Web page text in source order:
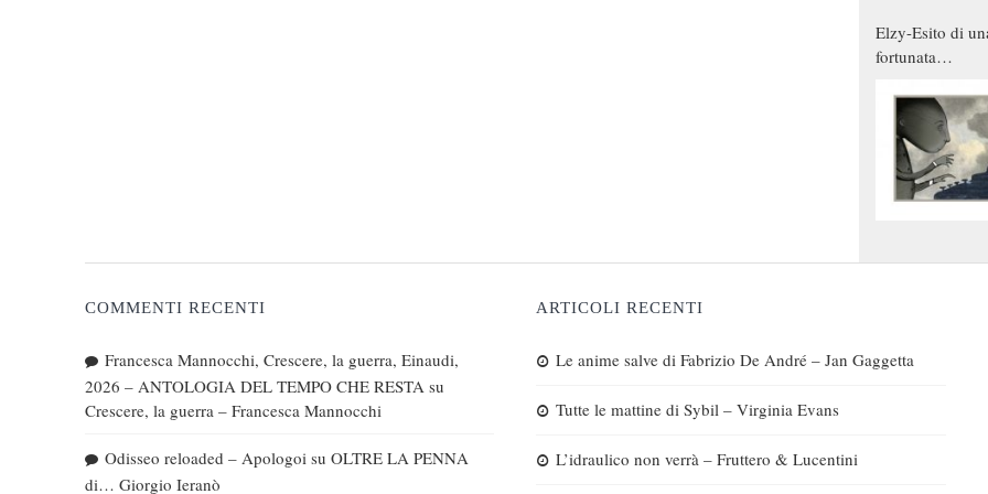
Elzy-Esito di
fortunata
COMMENTI RECENTI
Francesca Mannocchi, Crescere, la guerra, Einaudi,
2026 – ANTOLOGIA DEL TEMPO CHE RESTA su
Crescere, la guerra – Francesca Mannocchi
Odisseo reloaded – Apologoi su OLTRE LA PENNA
di… Giorgio Ieranò
ARTICOLI RECENTI
Le anime salve di Fabrizio De André – Jan Gaggetta
Tutte le mattine di Sybil – Virginia Evans
L’idraulico non verrà – Fruttero & Lucentini